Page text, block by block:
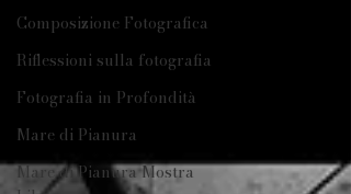
Composizione Fotografica
Riflessioni sulla fotografia
Fotografia in Profondità
Mare di Pianura
Mare di Pianura Mostra